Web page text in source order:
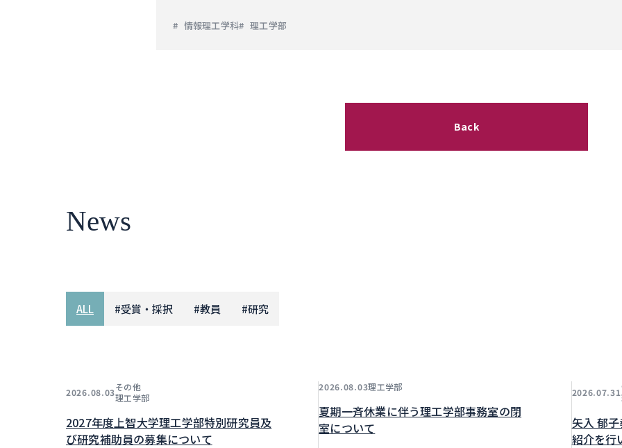
情報理工学科 理工学部
Back
News
ALL #受賞・採択 #教員 #研究
2026.08.03その他
理工学部
2027年度上智大学理工学部特別研究員及
び研究補助員の募集について
2026.08.03理工学部
夏期一斉休業に伴う理工学部事務室の閉
室について
2026.07.31
矢入 郁
紹介を行